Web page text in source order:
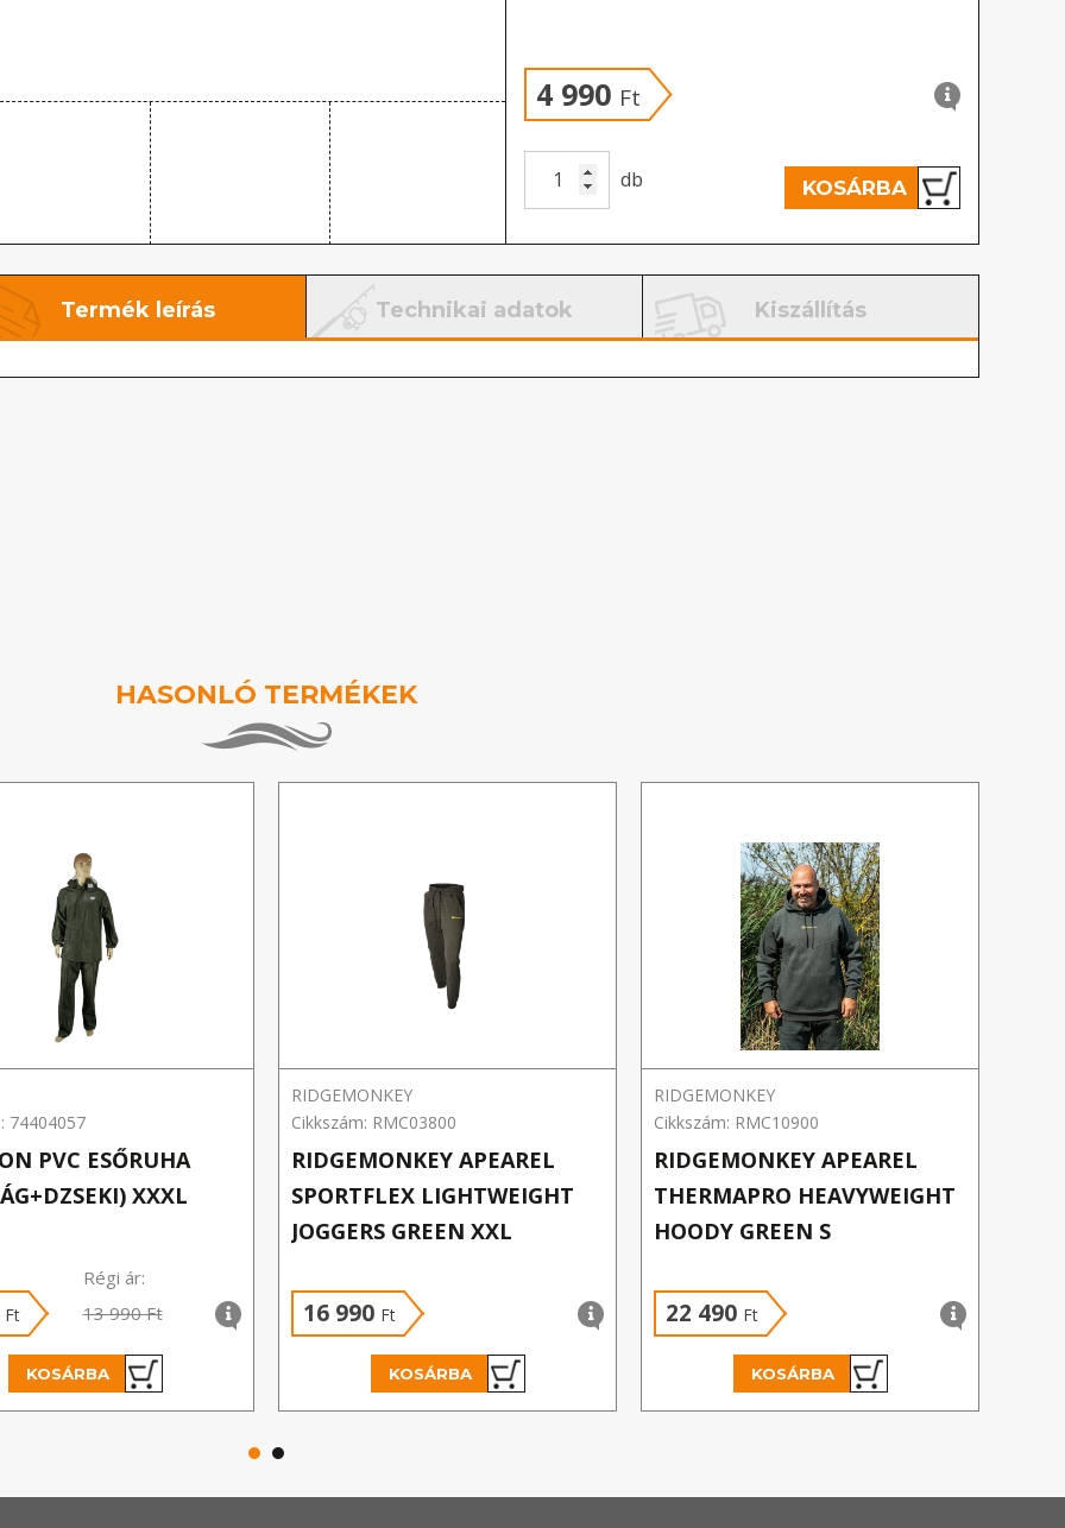
4 990 Ft
db KOSÁRBA
Termék leírás Technikai adatok Kiszállítás
HASONLÓ TERMÉKEK
74404057
PVC ESŐRUHA
XXXL
Ft
Régi ár:
13 990 Ft
KOSÁRBA
RIDGEMONKEY
Cikkszám: RMC03800
RIDGEMONKEY APEAREL
SPORTFLEX LIGHTWEIGHT
JOGGERS GREEN XXL
16 990 Ft
KOSÁRBA
RIDGEMONKEY
Cikkszám: RMC10900
RIDGEMONKEY APEAREL
THERMAPRO HEAVYWEIGHT
HOODY GREEN S
22 490 Ft
KOSÁRBA